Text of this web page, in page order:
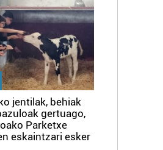
jentilak, behiak
gertuago,
Parketxe
eskaintzari esker